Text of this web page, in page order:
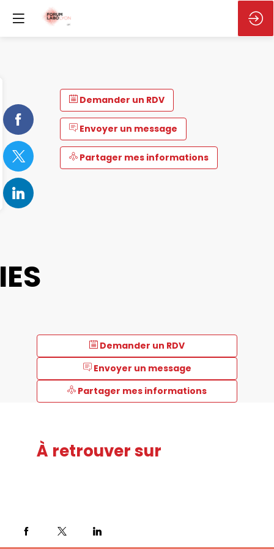
Demander un RDV
Envoyer un message
Partager mes informations
Demander un RDV
Envoyer un message
Partager mes informations
À retrouver sur